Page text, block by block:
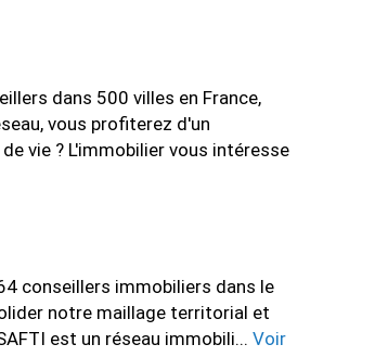
dans 500 villes en France,
vous profiterez d'un
vie ? L'immobilier vous intéresse
conseillers immobiliers dans le
notre maillage territorial et
est un réseau immobili... Voir